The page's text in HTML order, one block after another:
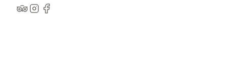
TripAdvisor
Instagram
Facebook